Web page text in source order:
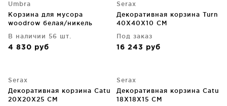
Umbra
Корзина для мусора
woodrow белая/никель
В наличии 56 шт.
4 830 руб
Serax
Декоративная корзина Turn
40X40X10 CM
Под заказ
16 243 руб
Serax
Декоративная корзина Catu
20X20X25 CM
Serax
Декоративная корзина Catu
18X18X15 CM